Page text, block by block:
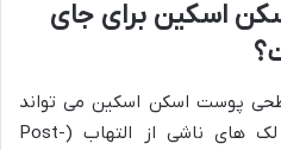
اسکین برای جای
پوست اسکن اسکین می تواند
برای جای جوش های تازه و لک های ناشی از التهاب (Post-